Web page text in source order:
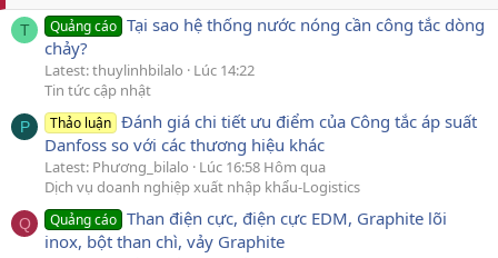
T Quảng cáo Tại sao hệ thống nước nóng cần công tắc dòng
chảy?
Latest: thuylinhbilalo
Lúc 14:22
Tin tức cập nhật
P Thảo luận Đánh giá chi tiết ưu điểm của Công tắc áp suất
Danfoss so với các thương hiệu khác
Latest: Phương_bilalo
Lúc 16:58 Hôm qua
Dịch vụ doanh nghiệp xuất nhập khẩu-Logistics
Q Quảng cáo Than điện cực, điện cực EDM, Graphite lõi
inox, bột than chì, vảy Graphite